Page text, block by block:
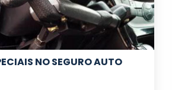
NO SEGURO AUTO